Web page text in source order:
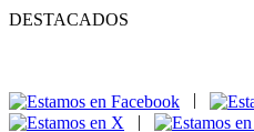
DESTACADOS
|